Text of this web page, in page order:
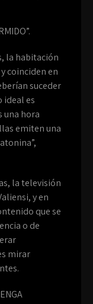
la habitación
coinciden en
suceder
ideal es
una hora
emiten una
la televisión
y en
que se
o de
mirar